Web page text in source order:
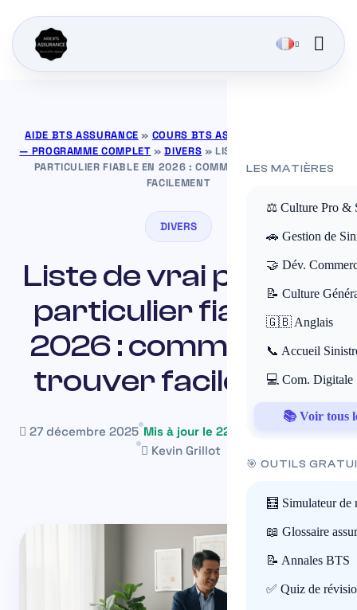
LES MATIÈRES
⚖️ Culture Pro &
🚗 Gestion de
🤝 Dév.
📝 Culture
🇬🇧 Anglais
📞 Accueil
💻 Com. Digitale
📚 Voir tous
🎯 OUTILS
🧮 Simulateur de
📖 Glossaire
📝 Annales BTS
✅ Quiz de
AIDE BTS ASSURANCE » COURS BTS ASSURANCE GRATUITS
— PROGRAMME COMPLET »DIVERS » LISTE DE VRAI PRÊTEUR
PARTICULIER FIABLE EN 2026 : COMMENT LES TROUVER
FACILEMENT
DIVERS
Liste de vrai prêteur
particulier fiable en
2026 : comment les
trouver facilement
27 décembre 2025 Mis à jour le 22 mai 2026
Kevin Grillot